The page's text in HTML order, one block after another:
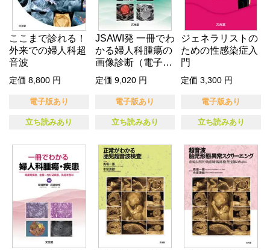
ここまで診れる！
外来での婦人科超
音波
定価 8,800 円
電子版あり
立ち読みあり
JSAWI発 一冊でわ
かる婦人科腫瘍の
画像診断（電子版
のみ…
定価 9,020 円
電子版あり
立ち読みあり
ジェネラリストの
ための性感染症入
門
定価 3,300 円
電子版あり
立ち読みあり